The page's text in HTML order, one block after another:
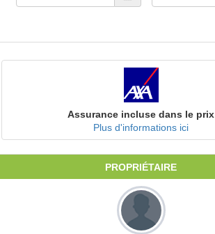
Assurance incluse dans le prix
Plus d'informations ici
PROPRIÉTAIRE